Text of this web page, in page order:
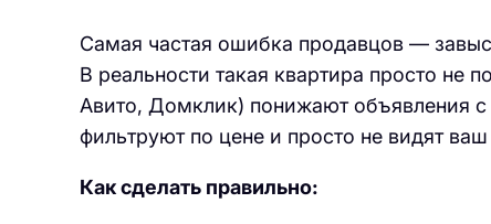
Самая частая ошибка продавцов —
В реальности такая квартира просто не
Авито, Домклик) понижают объявления
фильтруют по цене и просто не видят ваш
Как сделать правильно: